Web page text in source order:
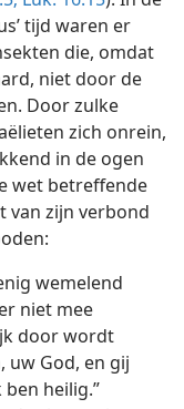
tijd waren er
die, omdat
niet door de
Door zulke
zich onrein,
in de ogen
wet betreffende
van zijn verbond
wemelend
niet mee
door wordt
uw God, en gij
heilig.”